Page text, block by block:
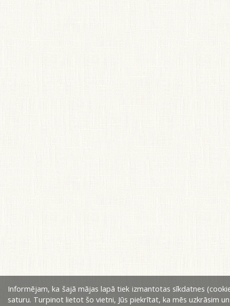
Informējam, ka šajā mājas lapā tiek izmantotas sīkdatnes
saturu. Turpinot lietot šo vietni, Jūs piekrītat, ka mēs uzkrāsim